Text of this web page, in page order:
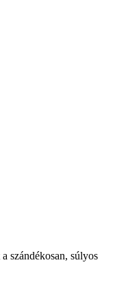
szándékosan, súlyos